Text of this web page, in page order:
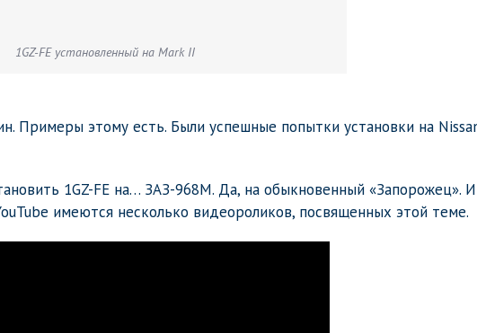
1GZ-FE установленный на Mark II
Примеры этому есть. Были успешные попытки установки на
1GZ-FE на… ЗАЗ-968М. Да, на обыкновенный «Запорожец». И
имеются несколько видеороликов, посвященных этой теме.